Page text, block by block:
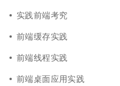
实践前端考究
前端缓存实践
前端线程实践
前端桌面应用实践